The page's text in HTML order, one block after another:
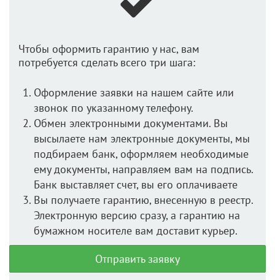
Чтобы оформить гарантию у нас, вам
потребуется сделать всего три шага:
Оформление заявки на нашем сайте или
звонок по указанному телефону.
Обмен электронными документами. Вы
высылаете нам электронные документы, мы
подбираем банк, оформляем необходимые
ему документы, направляем вам на подпись.
Банк выставляет счет, вы его оплачиваете
Вы получаете гарантию, внесенную в реестр.
Электронную версию сразу, а гарантию на
бумажном носителе вам доставит курьер.
Отправить заявку